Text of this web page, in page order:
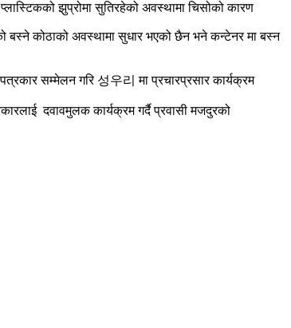
झुप्रोमा सुतिरहेको अवस्थामा चिसोको कारण
कोठाको अवस्थामा सुधार भएको छैन भने कन्टेनर मा बस्न
सम्मेलन गरि 성우리 मा प्रचारप्रसार कार्यक्रम
दवावमुलक कार्यक्रम गर्दै प्रवासी मजदुरको